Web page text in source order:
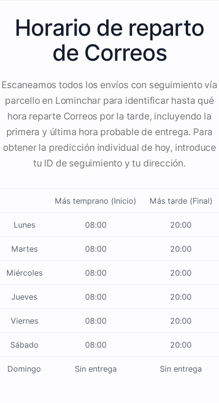
Horario de reparto
de Correos
Escaneamos todos los envíos con seguimiento vía
parcello en Lominchar para identificar hasta qué
hora reparte Correos por la tarde, incluyendo la
primera y última hora probable de entrega. Para
obtener la predicción individual de hoy, introduce
tu ID de seguimiento y tu dirección.
Más temprano (Inicio) Más tarde (Final)
Lunes 08:00 20:00
Martes 08:00 20:00
Miércoles 08:00 20:00
Jueves 08:00 20:00
Viernes 08:00 20:00
Sábado 08:00 20:00
Domingo Sin entrega Sin entrega